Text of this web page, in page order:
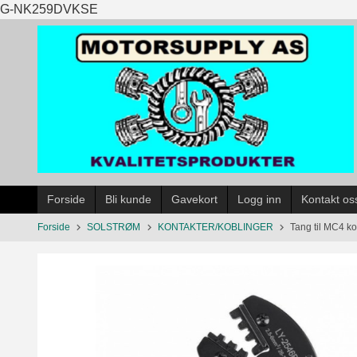
G-NK259DVKSE
til
innholdet
Forside Bli kunde Gavekort Logg inn Kontakt
Forside SOLSTRØM KONTAKTER/KOBLINGER Tang til MC4